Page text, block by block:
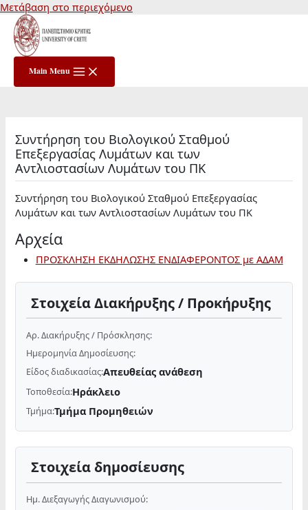
Μετάβαση στο περιεχόμενο
Main Menu
Συντήρηση του Βιολογικού Σταθμού
Επεξεργασίας Λυμάτων και των
Αντλιοστασίων Λυμάτων του ΠΚ
Συντήρηση του Βιολογικού Σταθμού Επεξεργασίας
Λυμάτων και των Αντλιοστασίων Λυμάτων του ΠΚ
Αρχεία
ΠΡΟΣΚΛΗΣΗ ΕΚΔΗΛΩΣΗΣ ΕΝΔΙΑΦΕΡΟΝΤΟΣ με ΑΔΑΜ
Στοιχεία Διακήρυξης / Προκήρυξης
Αρ. Διακήρυξης / Πρόσκλησης:
Ημερομηνία Δημοσίευσης:
Είδος διαδικασίας:Απευθείας ανάθεση
Τοποθεσία:Ηράκλειο
Τμήμα:Τμήμα Προμηθειών
Στοιχεία δημοσίευσης
Ημ. Διεξαγωγής Διαγωνισμού: